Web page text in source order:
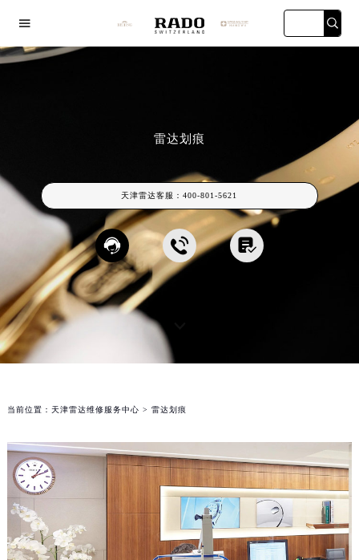

维修保养服
中心宏伊店"
深圳华润大厦店
雷达划痕
天津雷达客服：400-801-5621
  
当前位置： 天津雷达维修服务中心 > 雷达划痕